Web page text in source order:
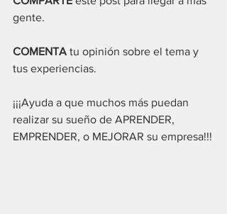
gente.
COMENTA tu opinión sobre el tema y
tus experiencias.
¡¡¡Ayuda a que muchos más puedan
realizar su sueño de APRENDER,
EMPRENDER, o MEJORAR su empresa!!!